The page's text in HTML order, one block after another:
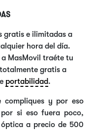
gratis e ilimitadas a
hora del día.
a MasMovil traéte tu
gratis a
portabilidad.
compliques y por eso
si eso fuera poco,
a precio de 500